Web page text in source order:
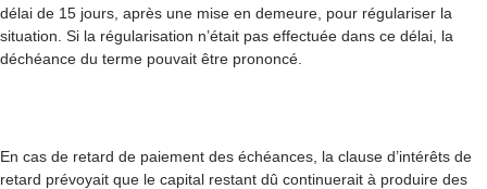
délai de 15 jours, après une mise en demeure, pour régulariser la
situation. Si la régularisation n’était pas effectuée dans ce délai, la
déchéance du terme pouvait être prononcé.
En cas de retard de paiement des échéances, la clause d’intérêts de
retard prévoyait que le capital restant dû continuerait à produire des